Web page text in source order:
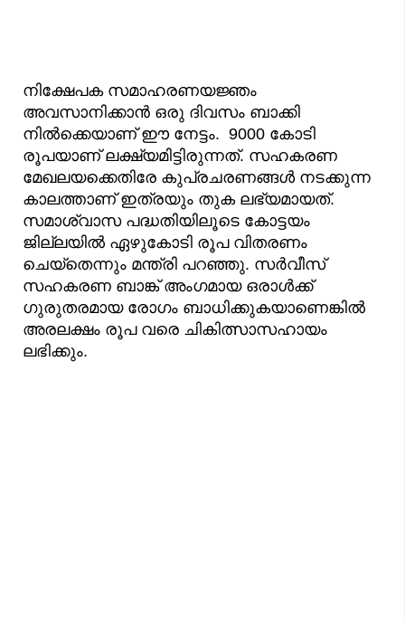
നിക്ഷേപക സമാഹരണയജ്ഞം
അവസാനിക്കാൻ ഒരു ദിവസം ബാക്കി
നിൽക്കെയാണ് ഈ നേട്ടം. 9000 കോടി
രൂപയാണ് ലക്ഷ്യമിട്ടിരുന്നത്. സഹകരണ
മേഖലയക്കെതിരേ കുപ്രചരണങ്ങൾ നടക്കുന്ന
കാലത്താണ് ഇത്രയും തുക ലഭ്യമായത്.
സമാശ്വാസ പദ്ധതിയിലൂടെ കോട്ടയം
ജില്ലയിൽ ഏഴുകോടി രൂപ വിതരണം
ചെയ്‌തെന്നും മന്ത്രി പറഞ്ഞു. സർവീസ്
സഹകരണ ബാങ്ക് അംഗമായ ഒരാൾക്ക്
ഗുരുതരമായ രോഗം ബാധിക്കുകയാണെങ്കിൽ
അരലക്ഷം രൂപ വരെ ചികിത്സാസഹായം
ലഭിക്കും.